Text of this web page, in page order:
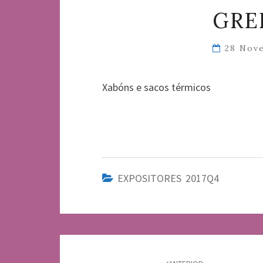
28
Xabóns e sacos térmicos
EXPOSITORES 2017Q4